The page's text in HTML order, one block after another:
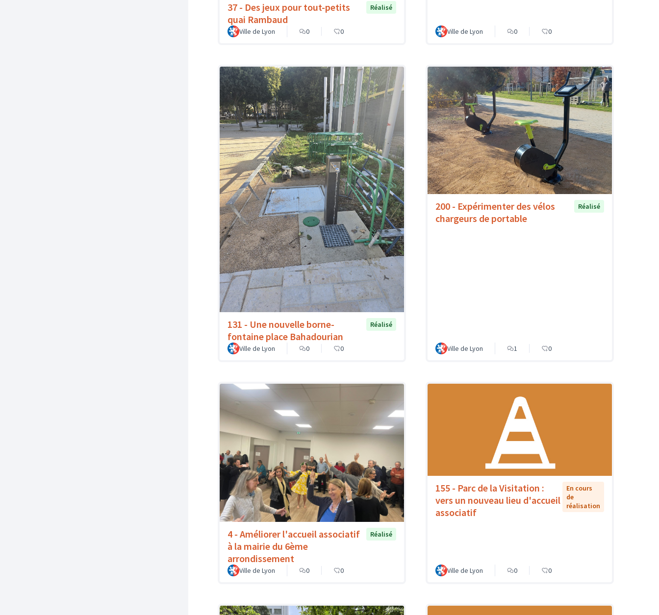
37 - Des jeux pour tout-petits
quai Rambaud
Réalisé
Ville de Lyon 0 0 Ville de Lyon 0 0
131 - Une nouvelle borne-
fontaine place Bahadourian
Réalisé
Ville de Lyon 0 0
200 - Expérimenter des vélos
chargeurs de portable
Réalisé
Ville de Lyon 1 0
4 - Améliorer l'accueil associatif
à la mairie du 6ème
arrondissement
Réalisé
Ville de Lyon 0 0
155 - Parc de la Visitation :
vers un nouveau lieu d'accueil
associatif
En cours
de
réalisation
Ville de Lyon 0 0